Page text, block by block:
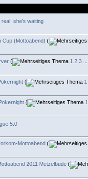
she's waiting
Cup (Mottoabend) (
( 1 2 3
( 1
( 1
5.0
Mottoabend (
2011 Metzelbude (